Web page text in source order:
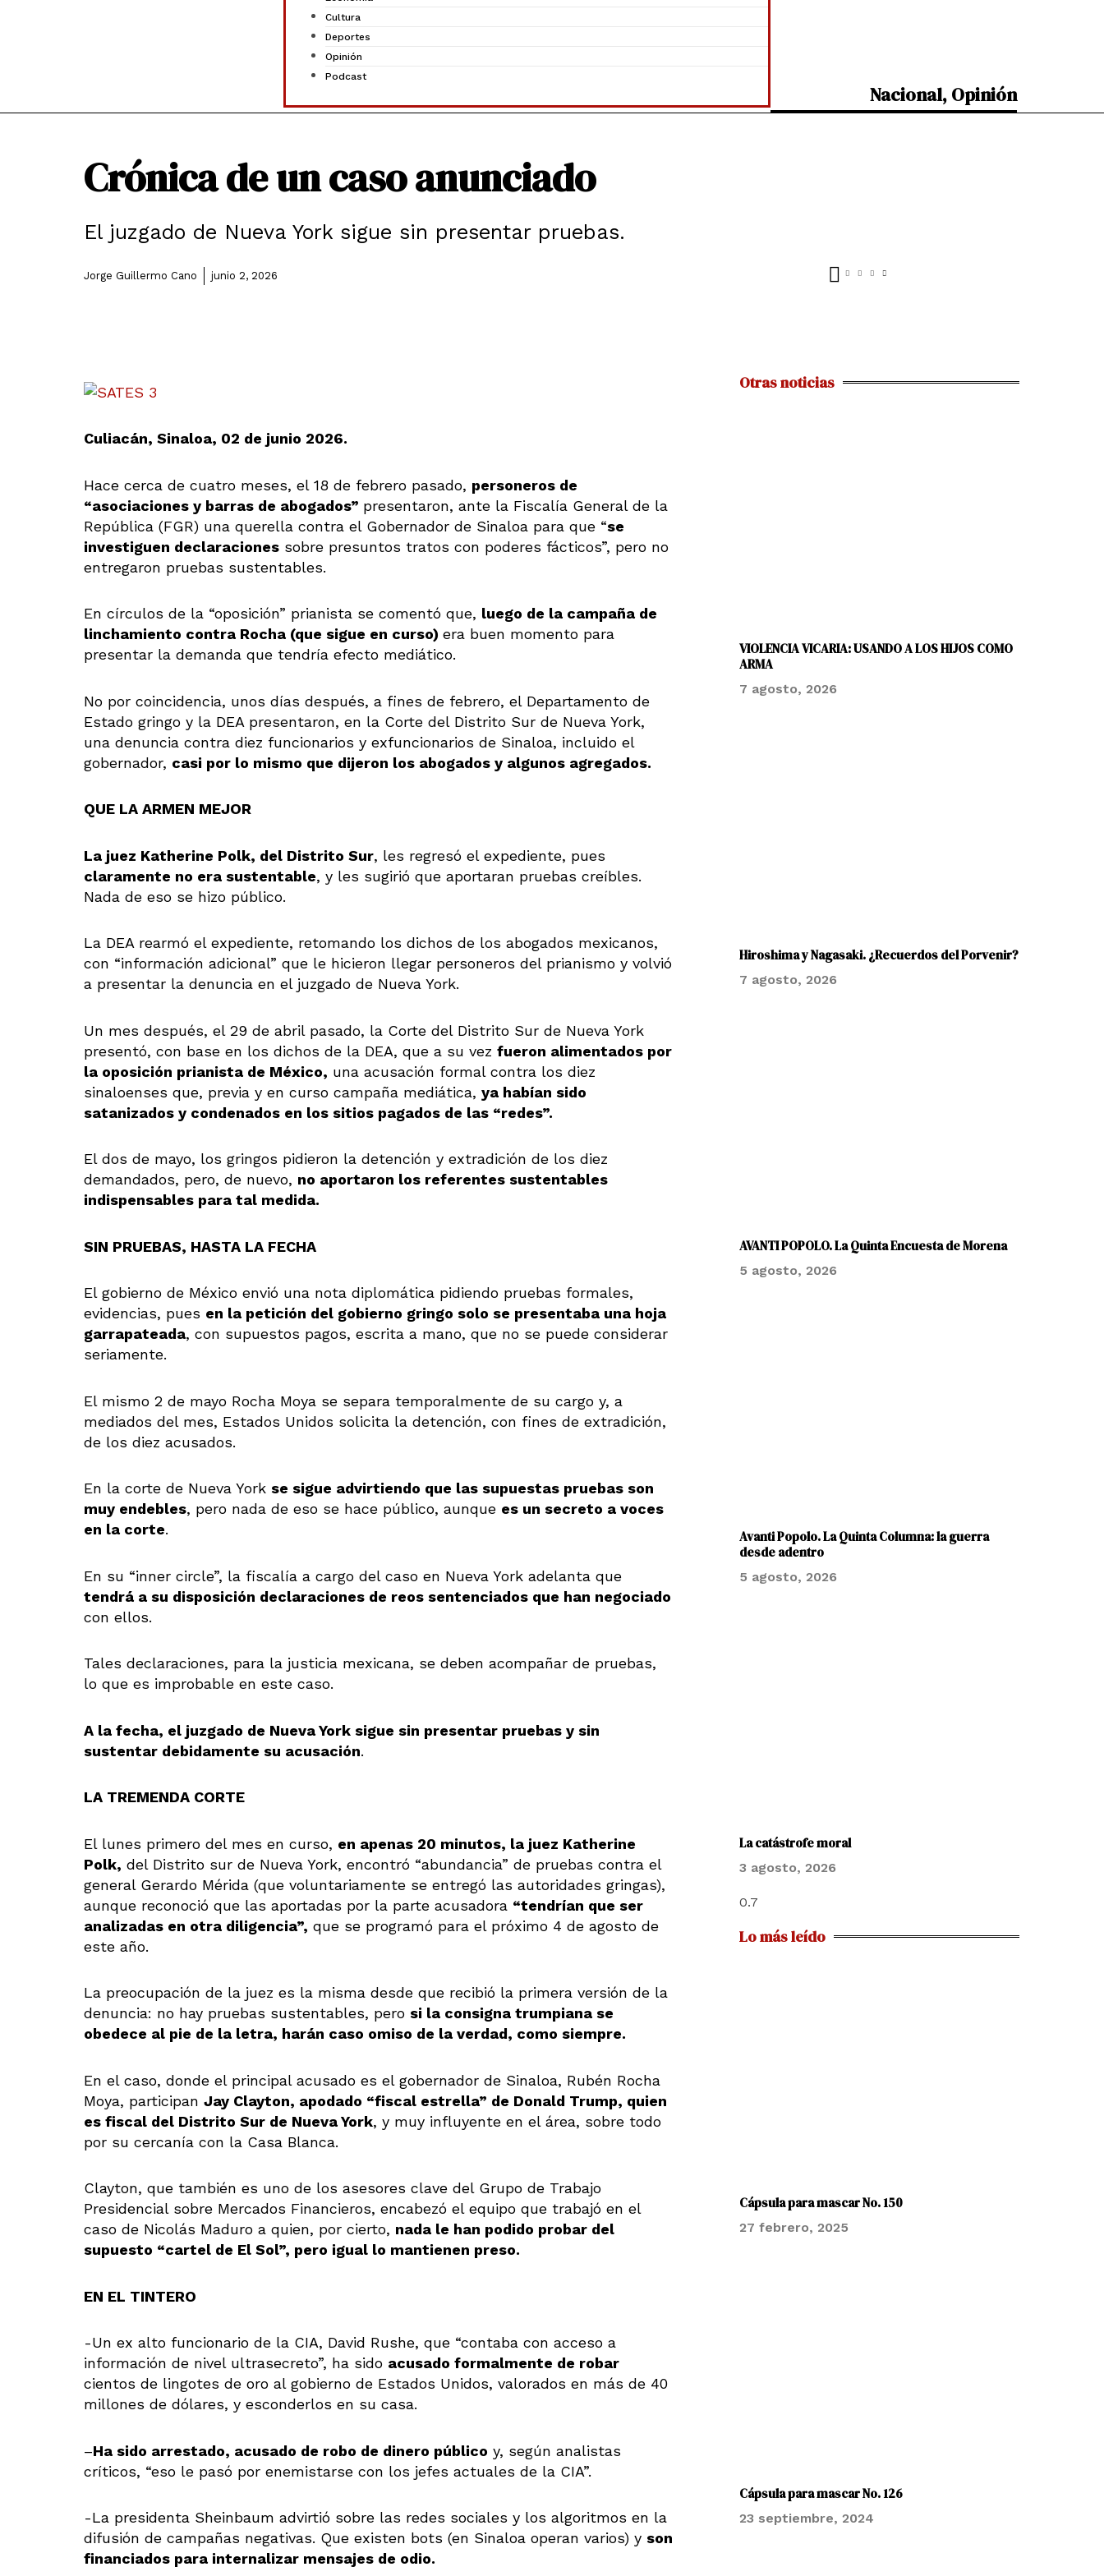
Cultura
Deportes
Opinión
Podcast
Nacional, Opinión
Crónica de un caso anunciado
El juzgado de Nueva York sigue sin presentar pruebas.
Jorge Guillermo Cano junio 2, 2026
Culiacán, Sinaloa, 02 de junio 2026.
Hace cerca de cuatro meses, el 18 de febrero pasado, personeros de
“asociaciones y barras de abogados” presentaron, ante la Fiscalía General de la
República (FGR) una querella contra el Gobernador de Sinaloa para que “se
investiguen declaraciones sobre presuntos tratos con poderes fácticos”, pero no
entregaron pruebas sustentables.
En círculos de la “oposición” prianista se comentó que, luego de la campaña de
linchamiento contra Rocha (que sigue en curso) era buen momento para
presentar la demanda que tendría efecto mediático.
No por coincidencia, unos días después, a fines de febrero, el Departamento de
Estado gringo y la DEA presentaron, en la Corte del Distrito Sur de Nueva York,
una denuncia contra diez funcionarios y exfuncionarios de Sinaloa, incluido el
gobernador, casi por lo mismo que dijeron los abogados y algunos agregados.
QUE LA ARMEN MEJOR
La juez Katherine Polk, del Distrito Sur, les regresó el expediente, pues
claramente no era sustentable, y les sugirió que aportaran pruebas creíbles.
Nada de eso se hizo público.
La DEA rearmó el expediente, retomando los dichos de los abogados mexicanos,
con “información adicional” que le hicieron llegar personeros del prianismo y volvió
a presentar la denuncia en el juzgado de Nueva York.
Un mes después, el 29 de abril pasado, la Corte del Distrito Sur de Nueva York
presentó, con base en los dichos de la DEA, que a su vez fueron alimentados por
la oposición prianista de México, una acusación formal contra los diez
sinaloenses que, previa y en curso campaña mediática, ya habían sido
satanizados y condenados en los sitios pagados de las “redes”.
El dos de mayo, los gringos pidieron la detención y extradición de los diez
demandados, pero, de nuevo, no aportaron los referentes sustentables
indispensables para tal medida.
SIN PRUEBAS, HASTA LA FECHA
El gobierno de México envió una nota diplomática pidiendo pruebas formales,
evidencias, pues en la petición del gobierno gringo solo se presentaba una hoja
garrapateada, con supuestos pagos, escrita a mano, que no se puede considerar
seriamente.
El mismo 2 de mayo Rocha Moya se separa temporalmente de su cargo y, a
mediados del mes, Estados Unidos solicita la detención, con fines de extradición,
de los diez acusados.
En la corte de Nueva York se sigue advirtiendo que las supuestas pruebas son
muy endebles, pero nada de eso se hace público, aunque es un secreto a voces
en la corte.
En su “inner circle”, la fiscalía a cargo del caso en Nueva York adelanta que
tendrá a su disposición declaraciones de reos sentenciados que han negociado
con ellos.
Tales declaraciones, para la justicia mexicana, se deben acompañar de pruebas,
lo que es improbable en este caso.
A la fecha, el juzgado de Nueva York sigue sin presentar pruebas y sin
sustentar debidamente su acusación.
LA TREMENDA CORTE
El lunes primero del mes en curso, en apenas 20 minutos, la juez Katherine
Polk, del Distrito sur de Nueva York, encontró “abundancia” de pruebas contra el
general Gerardo Mérida (que voluntariamente se entregó las autoridades gringas),
aunque reconoció que las aportadas por la parte acusadora “tendrían que ser
analizadas en otra diligencia”, que se programó para el próximo 4 de agosto de
este año.
La preocupación de la juez es la misma desde que recibió la primera versión de la
denuncia: no hay pruebas sustentables, pero si la consigna trumpiana se
obedece al pie de la letra, harán caso omiso de la verdad, como siempre.
En el caso, donde el principal acusado es el gobernador de Sinaloa, Rubén Rocha
Moya, participan Jay Clayton, apodado “fiscal estrella” de Donald Trump, quien
es fiscal del Distrito Sur de Nueva York, y muy influyente en el área, sobre todo
por su cercanía con la Casa Blanca.
Clayton, que también es uno de los asesores clave del Grupo de Trabajo
Presidencial sobre Mercados Financieros, encabezó el equipo que trabajó en el
caso de Nicolás Maduro a quien, por cierto, nada le han podido probar del
supuesto “cartel de El Sol”, pero igual lo mantienen preso.
EN EL TINTERO
-Un ex alto funcionario de la CIA, David Rushe, que “contaba con acceso a
información de nivel ultrasecreto”, ha sido acusado formalmente de robar
cientos de lingotes de oro al gobierno de Estados Unidos, valorados en más de 40
millones de dólares, y esconderlos en su casa.
–Ha sido arrestado, acusado de robo de dinero público y, según analistas
críticos, “eso le pasó por enemistarse con los jefes actuales de la CIA”.
-La presidenta Sheinbaum advirtió sobre las redes sociales y los algoritmos en la
difusión de campañas negativas. Que existen bots (en Sinaloa operan varios) y son
financiados para internalizar mensajes de odio.
Otras noticias
VIOLENCIA VICARIA: USANDO A LOS HIJOS COMO
ARMA
7 agosto, 2026
Hiroshima y Nagasaki. ¿Recuerdos del Porvenir?
7 agosto, 2026
AVANTI POPOLO. La Quinta Encuesta de Morena
5 agosto, 2026
Avanti Popolo. La Quinta Columna: la guerra
desde adentro
5 agosto, 2026
La catástrofe moral
3 agosto, 2026
Lo más leído
Cápsula para mascar No. 150
27 febrero, 2025
Cápsula para mascar No. 126
23 septiembre, 2024